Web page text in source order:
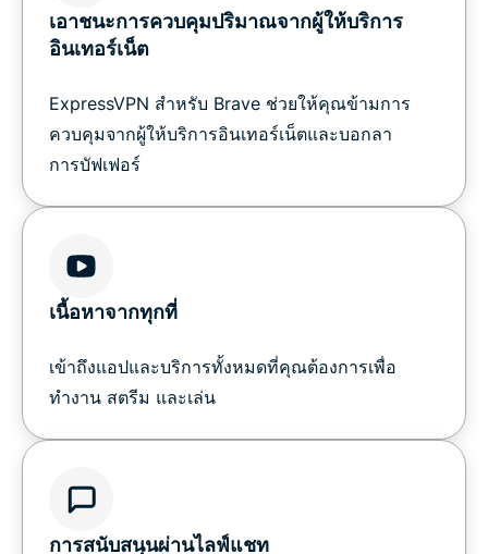
เอาชนะการควบคุมปริมาณจากผู้ให้บริการ
อินเทอร์เน็ต
ExpressVPN สำหรับ Brave ช่วยให้คุณข้ามการ
ควบคุมจากผู้ให้บริการอินเทอร์เน็ตและบอกลา
การบัฟเฟอร์
เนื้อหาจากทุกที่
เข้าถึงแอปและบริการทั้งหมดที่คุณต้องการเพื่อ
ทำงาน สตรีม และเล่น
การสนับสนุนผ่านไลฟ์แชท